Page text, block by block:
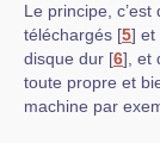
Le principe,
téléchargés [5] et
disque dur [6] ,
toute propre et
machine par